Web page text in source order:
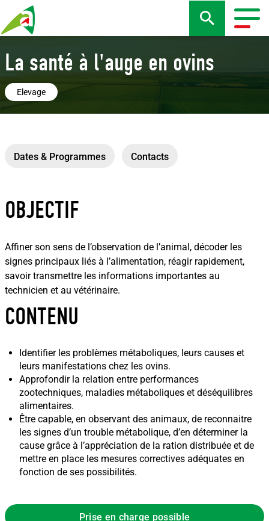
au
contenu
La santé à l'auge en ovins
Elevage
Dates & Programmes Contacts
OBJECTIF
Affiner son sens de l’observation de l’animal, décoder les
signes principaux liés à l’alimentation, réagir rapidement,
savoir transmettre les informations importantes au
technicien et au vétérinaire.
CONTENU
Identifier les problèmes métaboliques, leurs causes et
leurs manifestations chez les ovins.
Approfondir la relation entre performances
zootechniques, maladies métaboliques et déséquilibres
alimentaires.
Être capable, en observant des animaux, de reconnaitre
les signes d’un trouble métabolique, d’en déterminer la
cause grâce à l’appréciation de la ration distribuée et de
mettre en place les mesures correctives adéquates en
fonction de ses possibilités.
Prise en charge possible